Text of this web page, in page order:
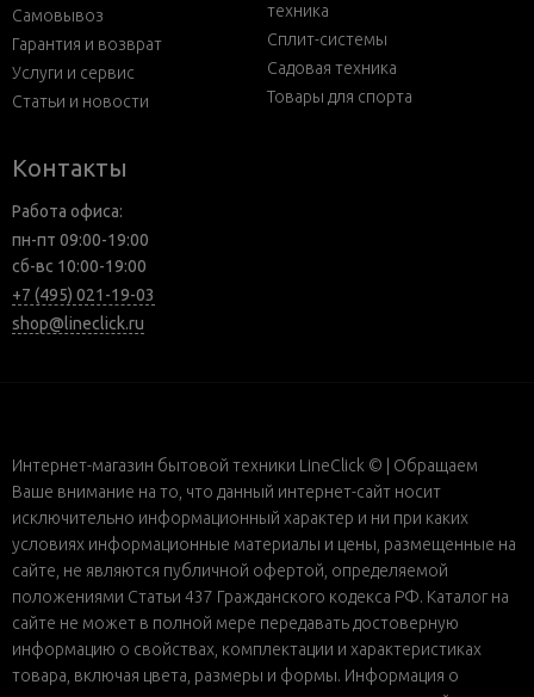
Самовывоз
Гарантия и возврат
Услуги и сервис
Статьи и новости
техника
Сплит-системы
Садовая техника
Товары для спорта
Контакты
Работа офиса:
пн-пт 09:00-19:00
сб-вс 10:00-19:00
+7 (495) 021-19-03
shop@lineclick.ru
Интернет-магазин бытовой техники LineClick © | Обращаем
Ваше внимание на то, что данный интернет-сайт носит
исключительно информационный характер и ни при каких
условиях информационные материалы и цены, размещенные на
сайте, не являются публичной офертой, определяемой
положениями Статьи 437 Гражданского кодекса РФ. Каталог на
сайте не может в полной мере передавать достоверную
информацию о свойствах, комплектации и характеристиках
товара, включая цвета, размеры и формы. Информация о